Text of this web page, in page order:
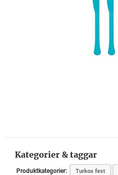
Kategorier & taggar
Produktkategorier: Turkos fest